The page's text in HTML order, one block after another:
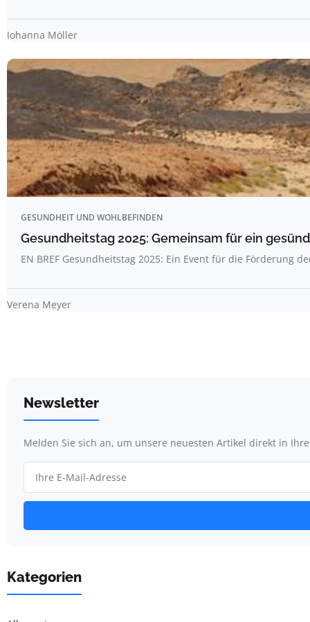
Johanna Möller
GESUNDHEIT UND WOHLBEFINDEN
Gesundheitstag 2025: Gemeinsam für ein
EN BREF Gesundheitstag 2025: Ein Event für die Förderung
Verena Meyer
Newsletter
Melden Sie sich an, um unsere neuesten Artikel direkt in
Kategorien